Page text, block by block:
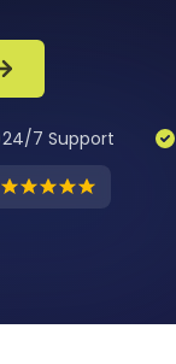
24/7 Support